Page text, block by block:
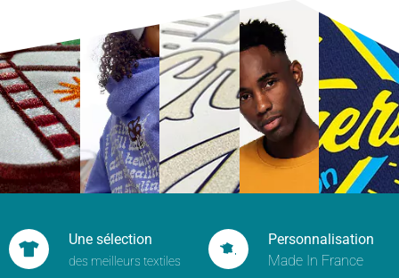
Une sélection
des meilleurs textiles
Personnalisation
Made In France